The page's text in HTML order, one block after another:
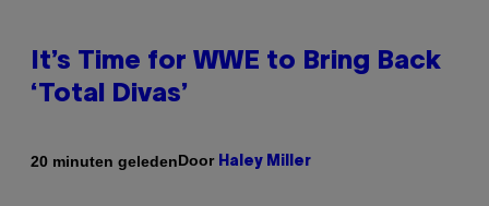
It’s Time for WWE to Bring Back
‘Total Divas’
20 minuten geledenDoor Haley Miller